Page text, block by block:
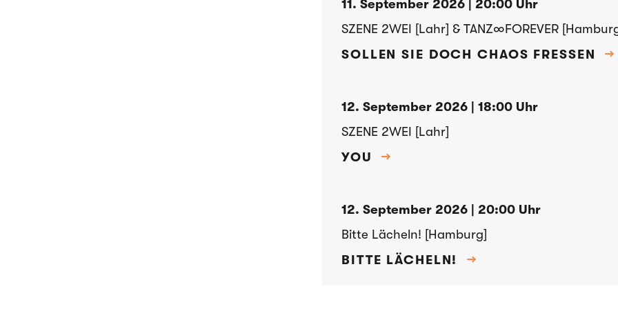
11. September 2026 | 20:00 Uhr
SZENE 2WEI [Lahr] & TANZ∞FOREVER
SOLLEN SIE DOCH CHAOS FRESSEN
→
12. September 2026 | 18:00 Uhr
SZENE 2WEI [Lahr]
YOU
→
12. September 2026 | 20:00 Uhr
Bitte Lächeln! [Hamburg]
BITTE LÄCHELN!
→